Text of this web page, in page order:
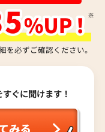
を必ずご確認ください。
すぐに聞けます！